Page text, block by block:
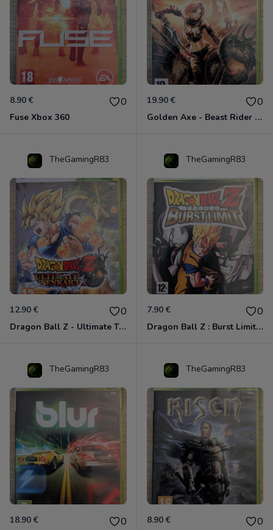
8.90 € 0
Fuse Xbox 360
19.90 € 0
Golden Axe - Beast Rider Xbox 360
TheGamingR83
12.90 € 0
Dragon Ball Z - Ultimate Tenkaichi Xbox 360
TheGamingR83
7.90 € 0
Dragon Ball Z : Burst Limit Xbox 360
TheGamingR83
18.90 € 0
TheGamingR83
8.90 € 0